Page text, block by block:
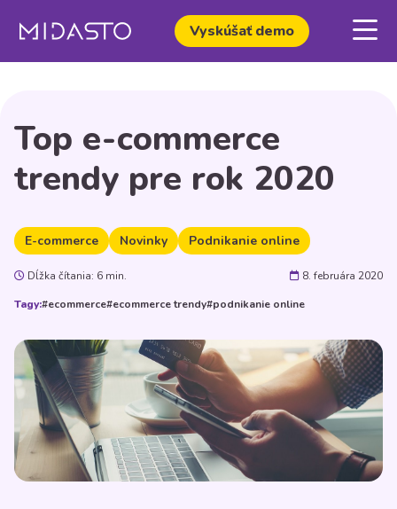
Vyskúšať demo
Top e-commerce
trendy pre rok 2020
E-commerce Novinky Podnikanie online
Dĺžka čítania: 6 min.
8. februára 2020
Tagy:#ecommerce#ecommerce trendy#podnikanie online